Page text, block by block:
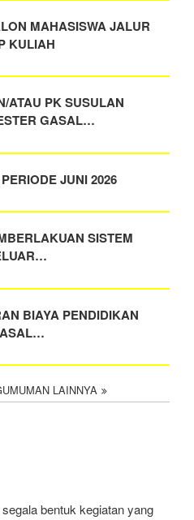
MAHASISWA JALUR
KULIAH
ATAU PK SUSULAN
GASAL…
JUNI 2026
SISTEM
BIAYA PENDIDIKAN
LAINNYA
bentuk kegiatan yang